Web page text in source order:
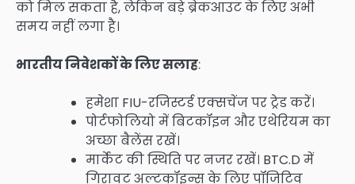
को मिल सकता है, लेकिन बड़े ब्रेकआउट के लिए अभी
समय नहीं लगा है।
भारतीय निवेशकों के लिए सलाह:
हमेशा FIU-रजिस्टर्ड एक्सचेंज पर ट्रेड करें।
पोर्टफोलियो में बिटकॉइन और एथेरियम का
अच्छा बैलेंस रखें।
मार्केट की स्थिति पर नजर रखें। BTC.D में
गिरावट अल्टकॉइन्स के लिए पॉजिटिव